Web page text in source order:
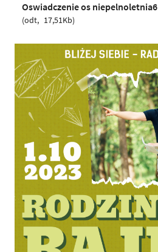
Oswiadczenie os niepelnoletnia6
odt 17,51Kb